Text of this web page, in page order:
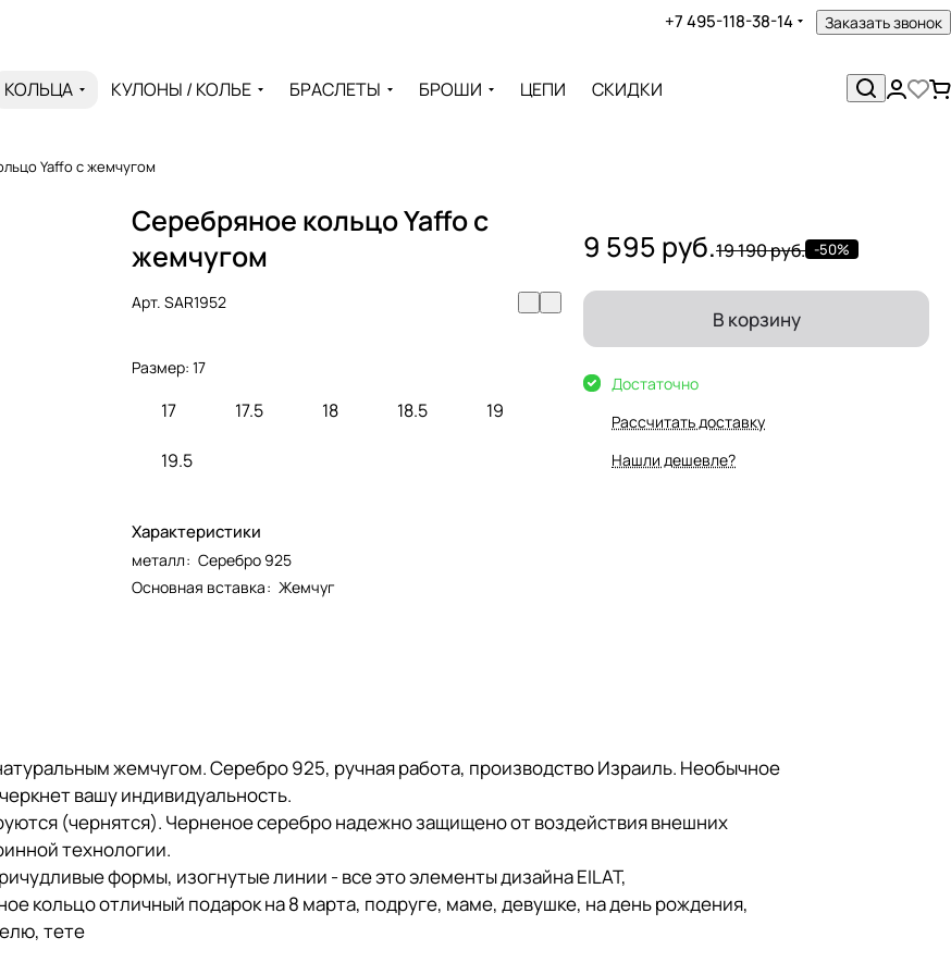
+7 495-118-38-14 Заказать звонок
КОЛЬЦА КУЛОНЫ / КОЛЬЕ БРАСЛЕТЫ БРОШИ ЦЕПИ СКИДКИ
Yaffo с жемчугом
Серебряное кольцо Yaffo с
жемчугом
Арт.SAR1952
Размер:17
17 17.5 18 18.5 19
19.5
Характеристики
металл: Серебро 925
Основная вставка: Жемчуг
9 595 руб.19 190 руб. -50%
В корзину
Достаточно
Рассчитать доставку
Нашли дешевле?
жемчугом. Серебро 925, ручная работа, производство Израиль. Необычное
вашу индивидуальность.
(чернятся). Черненое серебро надежно защищено от воздействия внешних
технологии.
формы, изогнутые линии - все это элементы дизайна EILAT,
кольцо отличный подарок на 8 марта, подруге, маме, девушке, на день рождения,
тете